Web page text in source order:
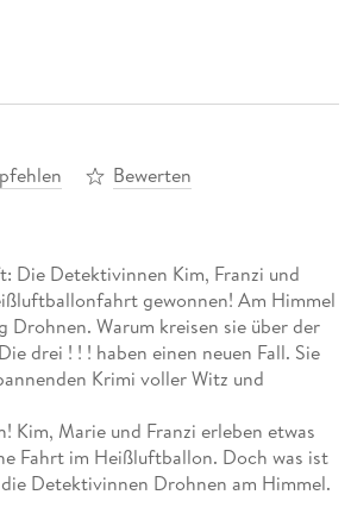
Bewerten
Die Detektivinnen Kim, Franzi und
gewonnen! Am Himmel
Drohnen. Warum kreisen sie über der
drei ! ! ! haben einen neuen Fall. Sie
Krimi voller Witz und
Kim, Marie und Franzi erleben etwas
Fahrt im Heißluftballon. Doch was ist
Detektivinnen Drohnen am Himmel.